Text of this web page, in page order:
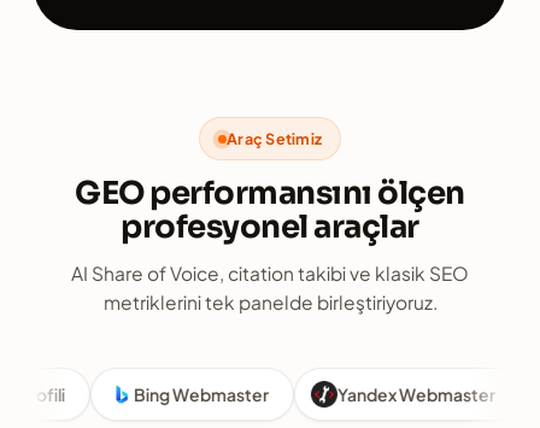
Araç Setimiz
GEO performansını ölçen
profesyonel araçlar
AI Share of Voice, citation takibi ve klasik SEO
metriklerini tek panelde birleştiriyoruz.
Bing Webmaster Yandex Webmaster